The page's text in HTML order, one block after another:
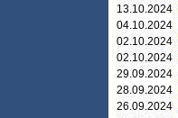
13.10.2024
04.10.2024
02.10.2024
02.10.2024
29.09.2024
28.09.2024
26.09.2024